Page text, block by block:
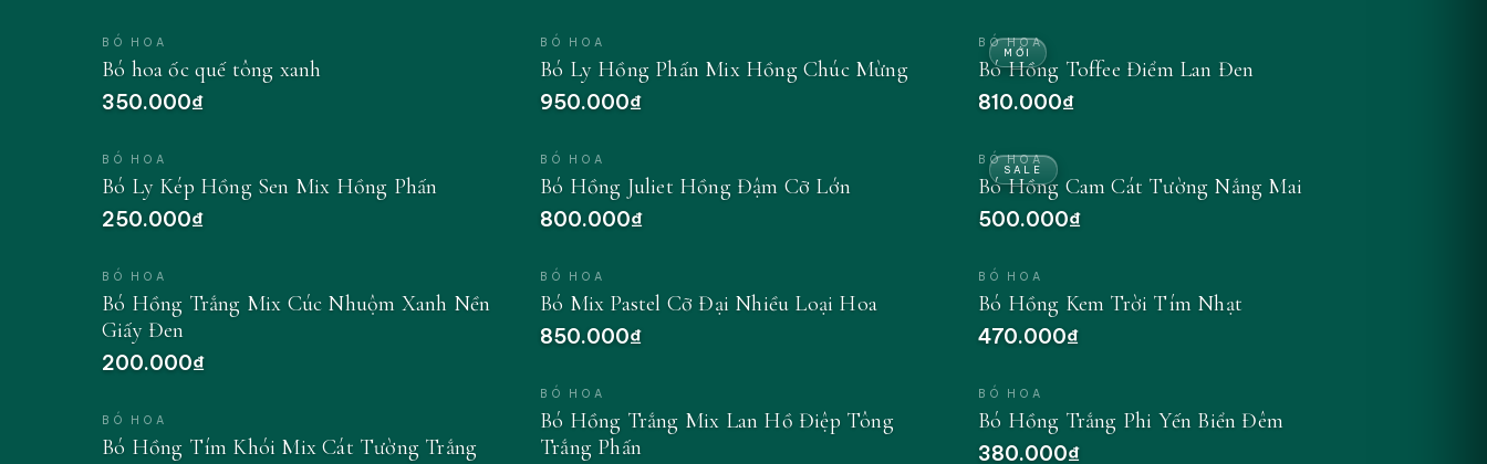
BÓ HOA
Bó hoa ốc quế tông xanh
350.000₫
BÓ HOA
Bó Ly Kép Hồng Sen Mix Hồng Phấn
250.000₫
BÓ HOA
Bó Hồng Trắng Mix Cúc Nhuộm Xanh Nền
Giấy Đen
200.000₫
BÓ HOA
Bó Hồng Tím Khói Mix Cát Tường Trắng
BÓ HOA
Bó Ly Hồng Phấn Mix Hồng Chúc Mừng
950.000₫
BÓ HOA
Bó Hồng Juliet Hồng Đậm Cỡ Lớn
800.000₫
BÓ HOA
Bó Mix Pastel Cỡ Đại Nhiều Loại Hoa
850.000₫
BÓ HOA
Bó Hồng Trắng Mix Lan Hồ Điệp Tông
Trắng Phấn
MỚI
BÓ HOA
Bó Hồng Toffee Điểm Lan Đen
810.000₫
SALE
BÓ HOA
Bó Hồng Cam Cát Tường Nắng Mai
500.000₫
BÓ HOA
Bó Hồng Kem Trời Tím Nhạt
470.000₫
BÓ HOA
Bó Hồng Trắng Phi Yến Biển Đêm
380.000₫